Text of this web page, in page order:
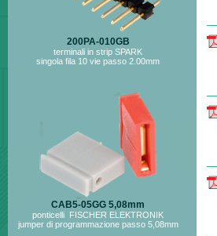
200PA-010GB
terminali in strip SPARK
singola fila 10 vie passo 2.00mm
CAB5-05GG 5,08mm
ponticelli FISCHER ELEKTRONIK
jumper di programmazione passo 5,08mm